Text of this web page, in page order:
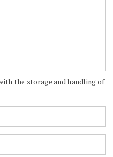
the storage and handling of